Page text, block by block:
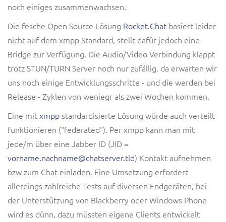
noch einiges zusammenwachsen.
Die fesche Open Source Lösung Rocket.Chat basiert leider
nicht auf dem xmpp Standard, stellt dafür jedoch eine
Bridge zur Verfügung. Die Audio/Video Verbindung klappt
trotz STUN/TURN Server noch nur zufällig, da erwarten wir
uns noch einige Entwicklungsschritte - und die werden bei
Release - Zyklen von weniegr als zwei Wochen kommen.
Eine mit xmpp standardisierte Lösung würde auch verteilt
funktionieren ("federated"). Per xmpp kann man mit
jede/m über eine Jabber ID (JID =
vorname.nachname@chatserver.tld) Kontakt aufnehmen
bzw zum Chat einladen. Eine Umsetzung erfordert
allerdings zahlreiche Tests auf diversen Endgeräten, bei
der Unterstützung von Blackberry oder Windows Phone
wird es dünn, dazu müssten eigene Clients entwickelt